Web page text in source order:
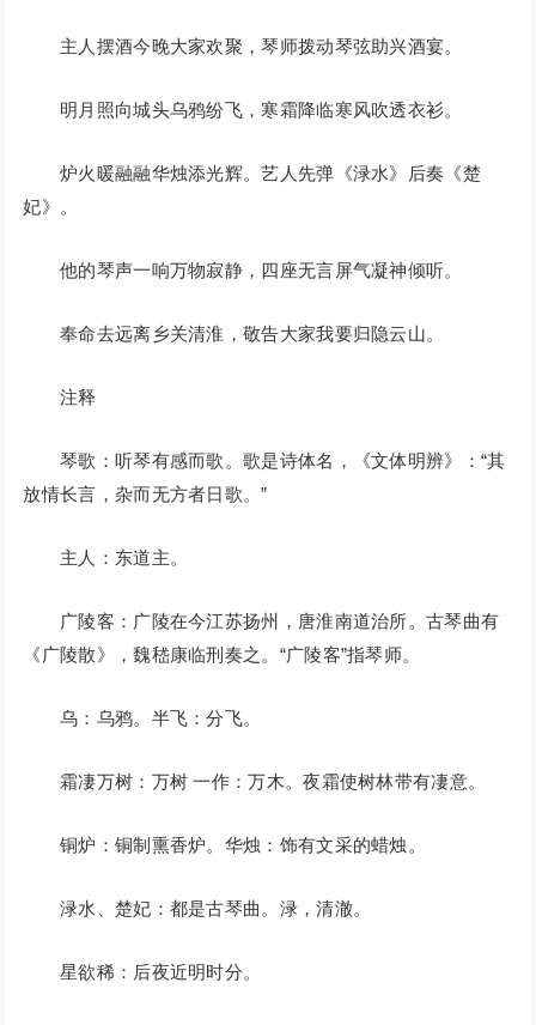
主人摆酒今晚大家欢聚，琴师拨动琴弦助兴酒宴。
明月照向城头乌鸦纷飞，寒霜降临寒风吹透衣衫。
炉火暖融融华烛添光辉。艺人先弹《渌水》后奏《楚
妃》。
他的琴声一响万物寂静，四座无言屏气凝神倾听。
奉命去远离乡关清淮，敬告大家我要归隐云山。
注释
琴歌：听琴有感而歌。歌是诗体名，《文体明辨》：“其
放情长言，杂而无方者日歌。”
主人：东道主。
广陵客：广陵在今江苏扬州，唐淮南道治所。古琴曲有
《广陵散》，魏嵇康临刑奏之。“广陵客”指琴师。
乌：乌鸦。半飞：分飞。
霜凄万树：万树 一作：万木。夜霜使树林带有凄意。
铜炉：铜制熏香炉。华烛：饰有文采的蜡烛。
渌水、楚妃：都是古琴曲。渌，清澈。
星欲稀：后夜近明时分。